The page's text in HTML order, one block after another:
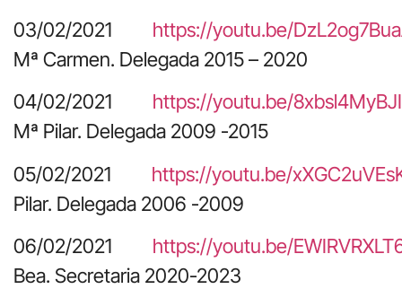
03/02/2021 https://youtu.be/
Mª Carmen. Delegada 2015 – 2020
04/02/2021 https://youtu.be/8xbsl4MyBJI
Mª Pilar. Delegada 2009 -2015
05/02/2021 https://youtu.be/
Pilar. Delegada 2006 -2009
06/02/2021 https://youtu.be/
Bea. Secretaria 2020-2023